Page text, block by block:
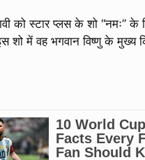
को स्टार प्लस के शो “नमः”
शो में वह भगवान विष्णु के मुख्य